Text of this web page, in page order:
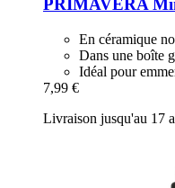
PRIMAVERA
En céramique
Dans une boîte
Idéal pour
7,99 €
Livraison jusqu'au 17